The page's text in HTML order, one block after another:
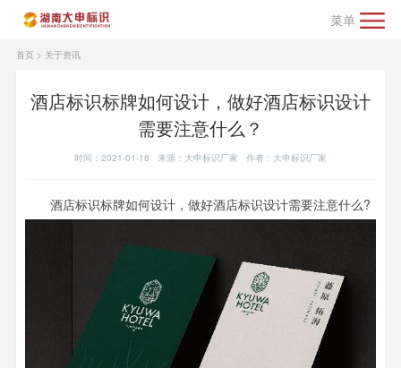
菜单
首页> 关于资讯
酒店标识标牌如何设计，做好酒店标识设计
需要注意什么？
时间：2021-01-18 来源：大申标识厂家 作者：大申标识厂家
酒店标识标牌如何设计，做好酒店标识设计需要注意什么?